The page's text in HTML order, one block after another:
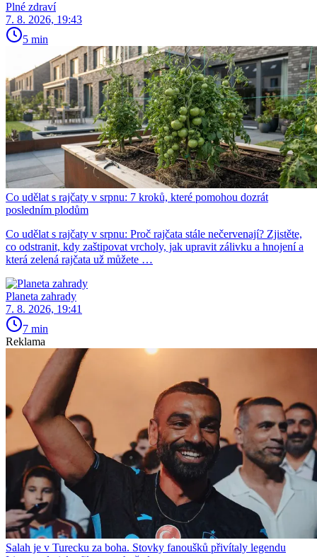
Plné zdraví
7. 8. 2026, 19:43
5 min
Co udělat s rajčaty v srpnu: 7 kroků, které pomohou dozrát
posledním plodům
Co udělat s rajčaty v srpnu: Proč rajčata stále nečervenají? Zjistěte,
co odstranit, kdy zaštipovat vrcholy, jak upravit zálivku a hnojení a
která zelená rajčata už můžete …
Planeta zahrady
7. 8. 2026, 19:41
7 min
Reklama
Salah je v Turecku za boha. Stovky fanoušků přivítaly legendu